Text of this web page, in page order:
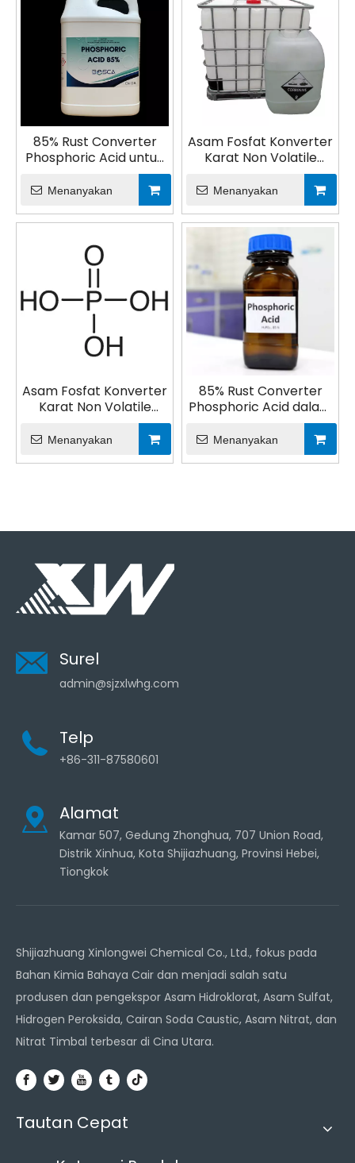
85% Rust Converter
Phosphoric Acid untuk
Menanyakan
Asam Fosfat Konverter
Karat Non Volatile
untuk Pertanian
Menanyakan
Asam Fosfat Konverter
Karat Non Volatile
Menanyakan
85% Rust Converter
Phosphoric Acid dalam
Menanyakan
Surel
admin@sjzxlwhg.com
Telp
+86-311-87580601
Alamat
Kamar 507, Gedung Zhonghua, 707 Union Road,
Distrik Xinhua, Kota Shijiazhuang, Provinsi Hebei,
Tiongkok
Shijiazhuang Xinlongwei Chemical Co., Ltd., fokus pada
Bahan Kimia Bahaya Cair dan menjadi salah satu
produsen dan pengekspor Asam Hidroklorat, Asam Sulfat,
Hidrogen Peroksida, Cairan Soda Caustic, Asam Nitrat, dan
Nitrat Timbal terbesar di Cina Utara.
Tautan Cepat